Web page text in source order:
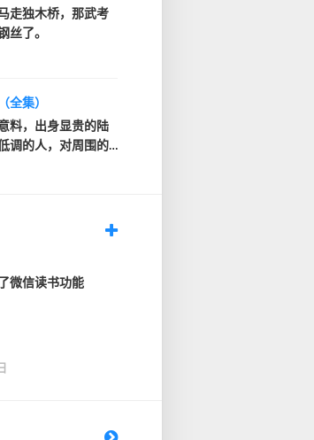
走独木桥，那武考
丝了。
全集）
料，出身显贵的陆
调的人，对周围的
没有…
微信读书功能